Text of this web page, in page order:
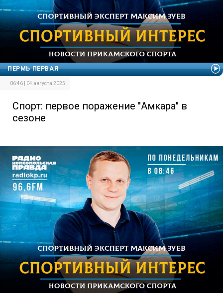
ПЕРМЬ ПЕРВАЯ
06:46 | 04 августа 2025
Спорт: первое поражение "Амкара" в
сезоне